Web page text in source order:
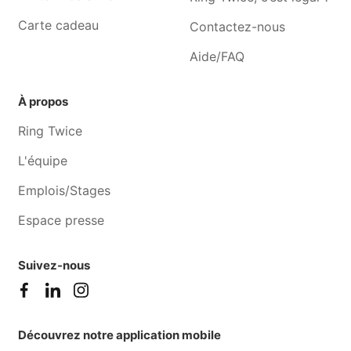
Carte cadeau
Contactez-nous
Aide/FAQ
À propos
Ring Twice
L'équipe
Emplois/Stages
Espace presse
Suivez-nous
Découvrez notre application mobile